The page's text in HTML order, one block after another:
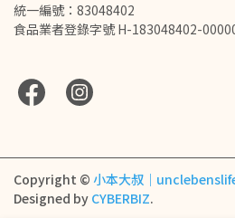
統一編號：83048402
食品業者登錄字號 H-183048402-
Copyright © 小本大叔｜
Designed by CYBERBIZ.